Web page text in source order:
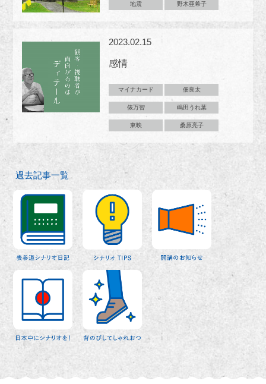
地震 野木亜希子
2023.02.15
感情
マイナカード 佃良太
俵万智 嶋田うれ葉
東映 桑原亮子
過去記事一覧